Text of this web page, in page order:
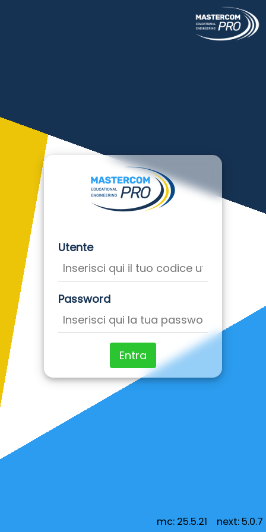
Utente
Password
Entra
mc: 25.5.21 next: 5.0.7